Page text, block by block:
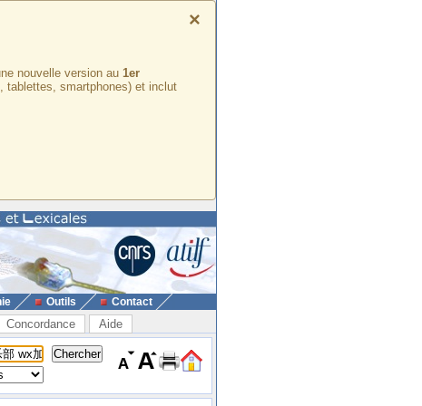
×
nouvelle version au 1er
tablettes, smartphones) et inclut
Outils Contact
Concordance Aide